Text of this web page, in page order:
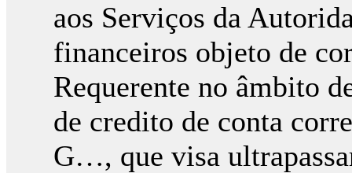
aos Serviços da
financeiros objeto de
Requerente no âmbito
de credito de conta
G…, que visa